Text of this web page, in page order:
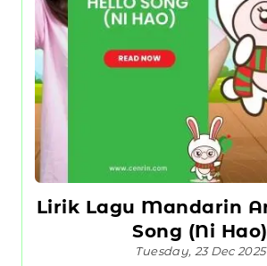
Lirik Lagu Mandarin Anak, Hello
Song (Ni Hao)
Tuesday, 23 Dec 2025